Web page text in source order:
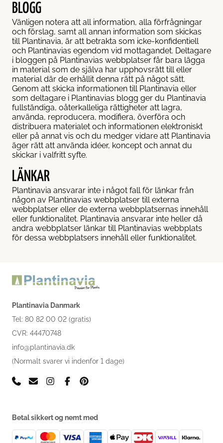
BLOGG
Vänligen notera att all information, alla förfrågningar
och förslag, samt all annan information som skickas
till Plantinavia, är att betrakta som icke-konfidentiell
och Plantinavias egendom vid mottagandet. Deltagare
i bloggen på Plantinavias webbplatser får bara lägga
in material som de själva har upphovsrätt till eller
material där de erhållit denna rätt på något sätt.
Genom att skicka informationen till Plantinavia eller
som deltagare i Plantinavias blogg ger du Plantinavia
fullständiga, oåterkalleliga rättigheter att lagra,
använda, reproducera, modifiera, överföra och
distribuera materialet och informationen elektroniskt
eller på annat vis och du medger vidare att Plantinavia
äger rätt att använda idéer, koncept och annat du
skickar i valfritt syfte.
LÄNKAR
Plantinavia ansvarar inte i något fall för länkar från
någon av Plantinavias webbplatser till externa
webbplatser eller de externa webbplatsernas innehåll
eller funktionalitet. Plantinavia ansvarar inte heller då
andra webbplatser länkar till Plantinavias webbplats
för dessa webbplatsers innehåll eller funktionalitet.
Plantinavia Danmark
Tel: 80 82 00 02 (gratis)
CVR: 44470748
info@plantinavia.dk
(Normalt svarer vi indenfor 1 dage)
Betal sikkert og nemt med